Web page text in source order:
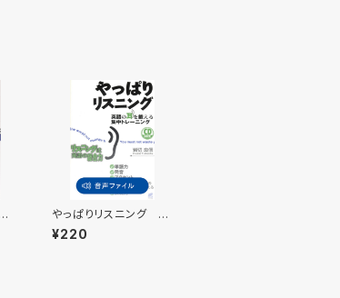
やっぱりリスニング 付
属音声
¥220